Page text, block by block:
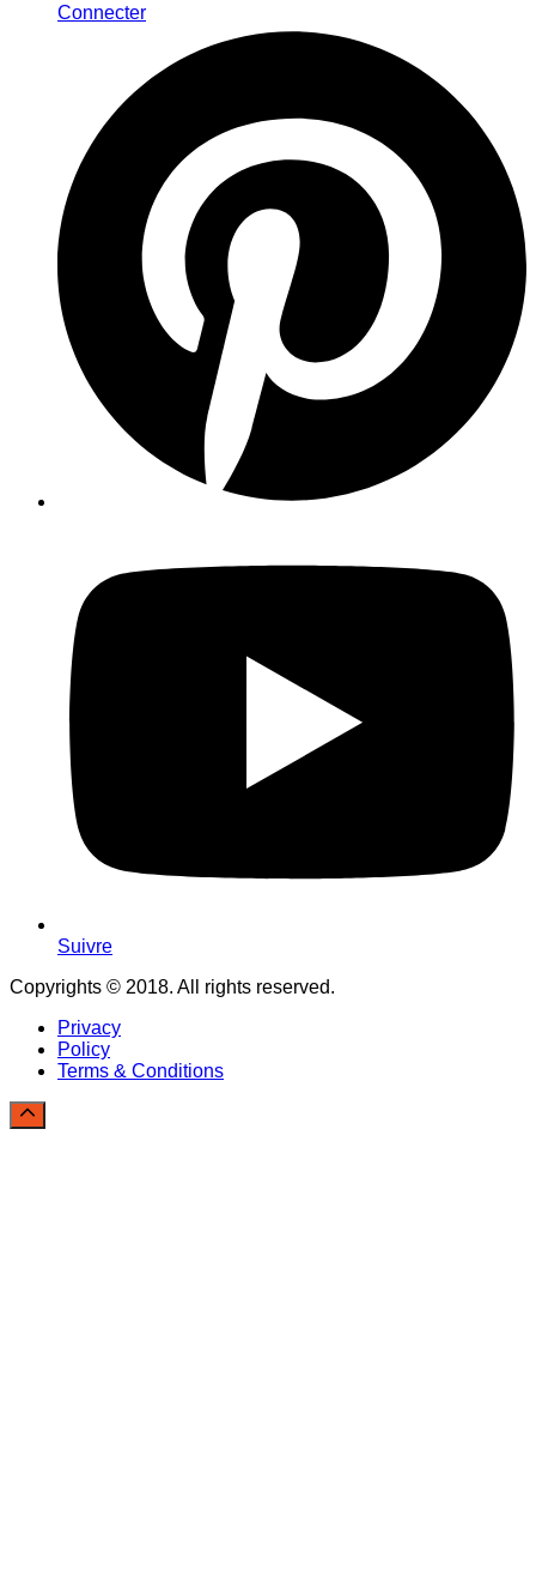
Connecter
Suivre
Copyrights © 2018. All rights reserved.
Privacy
Policy
Terms & Conditions